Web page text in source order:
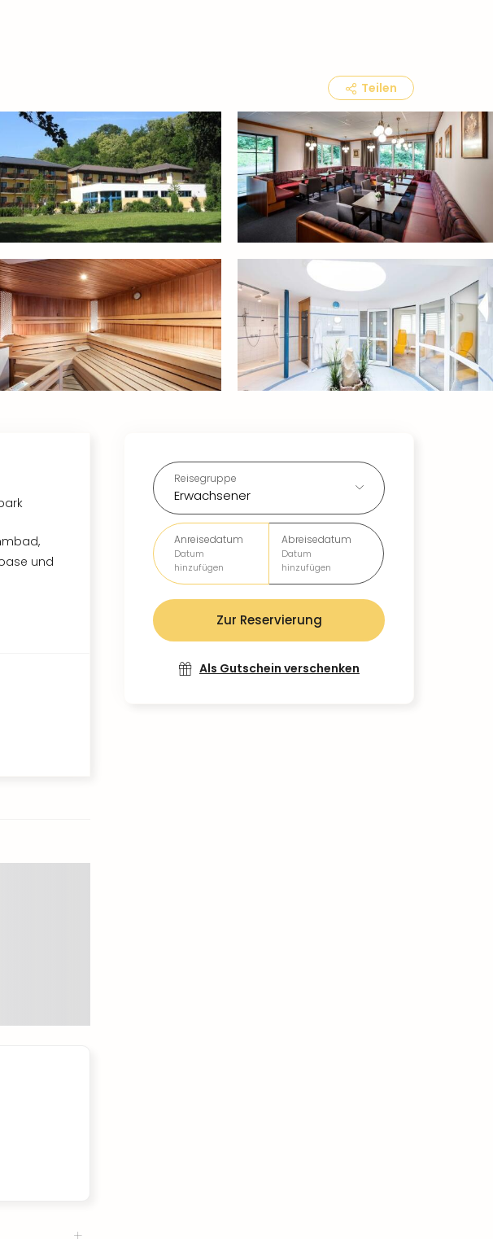
Teilen
Reisegruppe
Erwachsener
Anreisedatum
Datum
hinzufügen
Abreisedatum
Datum
hinzufügen
Zur Reservierung
Als Gutschein verschenken
und